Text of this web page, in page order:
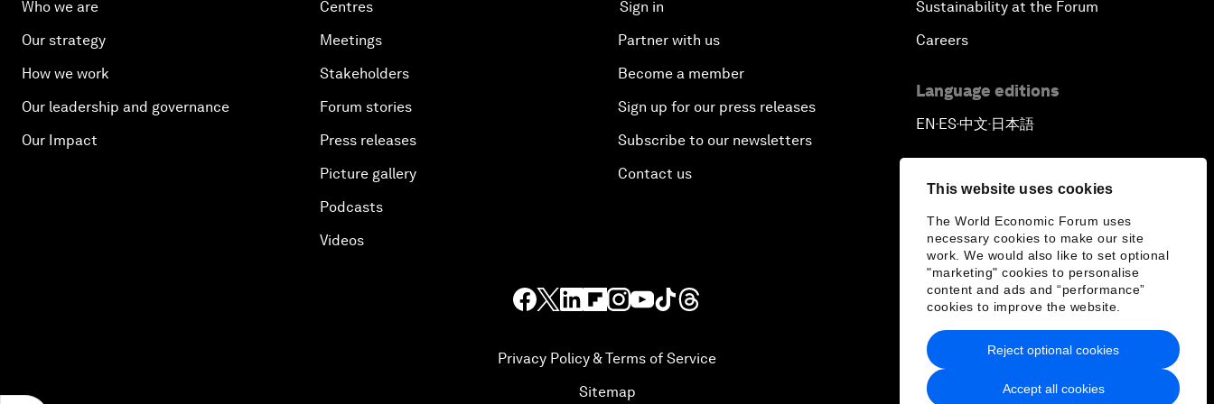
This website uses cookies
The World Economic Forum uses
necessary cookies to make our site
work. We would also like to set optional
"marketing" cookies to personalise
content and ads and “performance”
cookies to improve the website.
Accept all cookies
Reject optional cookies
Who we are
Our strategy
How we work
Our leadership and governance
Our Impact
Centres
Meetings
Stakeholders
Forum stories
Press releases
Picture gallery
Podcasts
Videos
Sign in
Partner with us
Become a member
Sign up for our press releases
Subscribe to our newsletters
Contact us
Sustainability at the Forum
Careers
Language editions
EN▪ES▪中文▪ 日本語
Privacy Policy & Terms of Service
Sitemap